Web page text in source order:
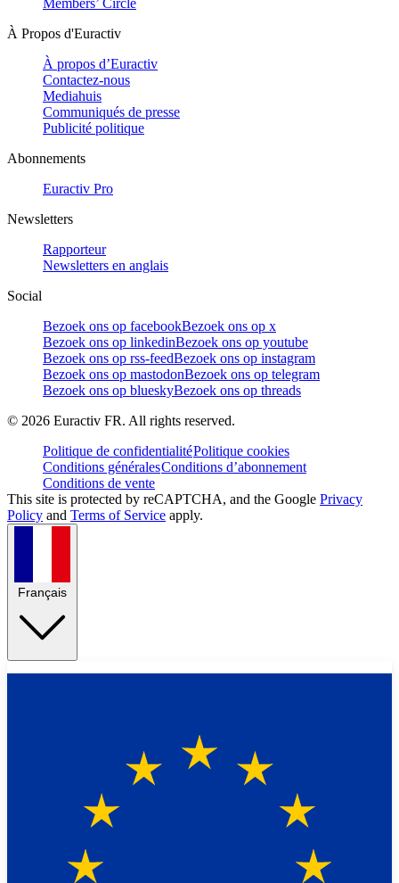
Members’ Circle
À Propos d'Euractiv
À propos d’Euractiv
Contactez-nous
Mediahuis
Communiqués de presse
Publicité politique
Abonnements
Euractiv Pro
Newsletters
Rapporteur
Newsletters en anglais
Social
Bezoek ons op facebookBezoek ons op x
Bezoek ons op linkedinBezoek ons op youtube
Bezoek ons op rss-feedBezoek ons op instagram
Bezoek ons op mastodonBezoek ons op telegram
Bezoek ons op blueskyBezoek ons op threads
© 2026 Euractiv FR. All rights reserved.
Politique de confidentialitéPolitique cookies
Conditions généralesConditions d’abonnement
Conditions de vente
This site is protected by reCAPTCHA, and the Google Privacy
Policy and Terms of Service apply.
Français